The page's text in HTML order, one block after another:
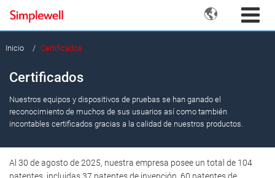

Inicio Certificados
Certificados
Nuestros equipos y dispositivos de pruebas se han ganado el
reconocimiento de muchos de sus usuarios así como también
incontables certificados gracias a la calidad de nuestros productos.
Al 30 de agosto de 2025, nuestra empresa posee un total de 104
patentes, incluidas 37 patentes de invención, 60 patentes de